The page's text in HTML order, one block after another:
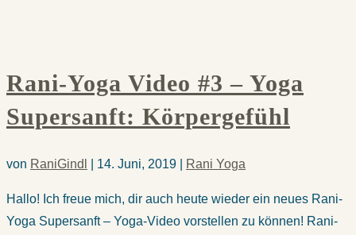
Rani-Yoga Video #3 – Yoga
Supersanft: Körpergefühl
von RaniGindl 14. Juni, 2019 Rani Yoga
Hallo! Ich freue mich, dir auch heute wieder ein neues Rani-
Yoga Supersanft – Yoga-Video vorstellen zu können! Rani-